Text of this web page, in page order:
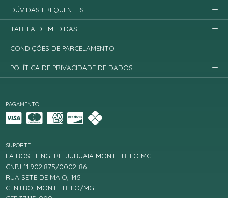
PAGAMENTO
SUPORTE
LA ROSE LINGERIE JURUAIA MONTE BELO MG
CNPJ 11.902.875/0002-86
RUA SETE DE MAIO, 145
CENTRO, MONTE BELO/MG
DÚVIDAS FREQUENTES
TABELA DE MEDIDAS
CONDIÇÕES DE PARCELAMENTO
POLÍTICA DE PRIVACIDADE DE DADOS